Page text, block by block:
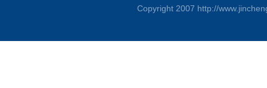
Copyright 2007 http://